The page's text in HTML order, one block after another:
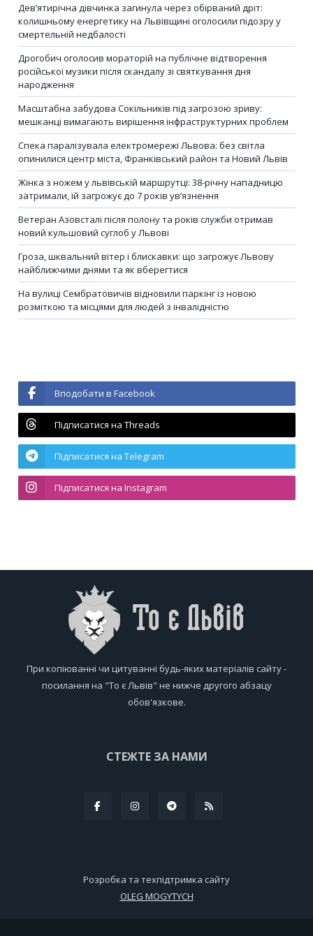
Дев’ятирічна дівчинка загинула через обірваний дріт:
колишньому енергетику на Львівщині оголосили підозру у
смертельній недбалості
Дрогобич оголосив мораторій на публічне відтворення
російської музики після скандалу зі святкування дня
народження
Масштабна забудова Сокільників під загрозою зриву:
мешканці вимагають вирішення інфраструктурних проблем
Спека паралізувала електромережі Львова: без світла
опинилися центр міста, Франківський район та Новий Львів
Жінка з ножем у львівській маршрутці: 38-річну нападницю
затримали, їй загрожує до 7 років ув’язнення
Ветеран Азовсталі після полону та років служби отримав
новий кульшовий суглоб у Львові
Гроза, шквальний вітер і блискавки: що загрожує Львову
найближчими днями та як вберегтися
На вулиці Сембратовичів відновили паркінг із новою
розміткою та місцями для людей з інвалідністю
Вподобати в Facebook
Підписатися на Threads
Підписатися на Telegram
Підписатися на Instagram
При копіюванні чи цитуванні будь-яких матеріалів сайту -
посилання на "То є Львів" не нижче другого абзацу
обов'язкове.
СТЕЖТЕ ЗА НАМИ
Розробка та техпідтримка сайту
OLEG MOGYTYCH